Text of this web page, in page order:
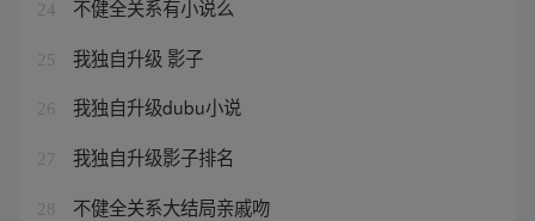
24 不健全关系有小说么
25 我独自升级 影子
26 我独自升级dubu小说
27 我独自升级影子排名
28 不健全关系大结局亲戚吻